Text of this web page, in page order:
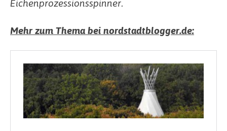
Eichenprozessionsspinner.
Mehr zum Thema bei nordstadtblogger.de: